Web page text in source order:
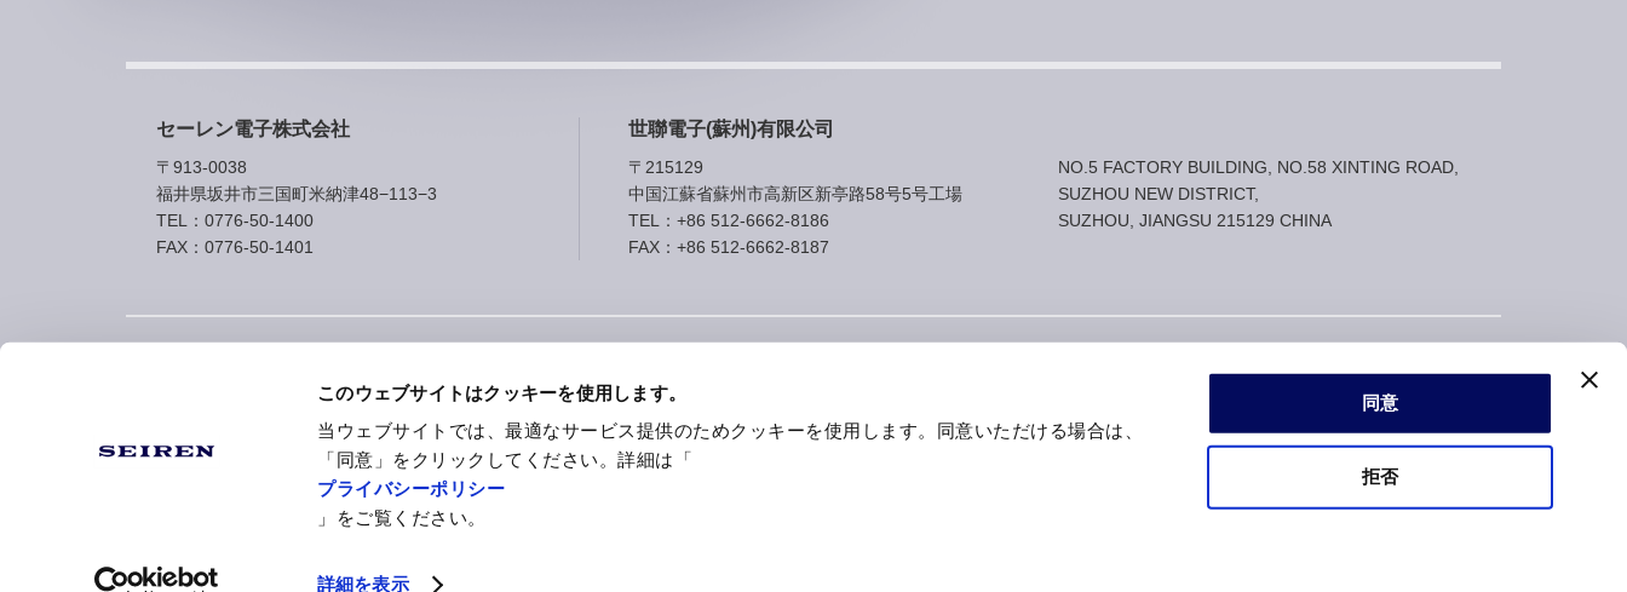
このウェブサイトはクッキーを使用します。
当ウェブサイトでは、最適なサービス提供のためクッキーを使用します。同意いただける場合は、
「同意」をクリックしてください。詳細は「
プライバシーポリシー
」をご覧ください。
詳細を表示
同意
拒否
セーレン電子株式会社
〒913-0038
福井県坂井市三国町米納津48−113−3
TEL： 0776-50-1400
FAX：0776-50-1401
世聯電子(蘇州)有限公司
〒215129
中国江蘇省蘇州市⾼新区新亭路58号5号⼯場
TEL： +86 512-6662-8186
FAX：+86 512-6662-8187
NO.5 FACTORY BUILDING, NO.58 XINTING ROAD,
SUZHOU NEW DISTRICT,
SUZHOU, JIANGSU 215129 CHINA
Copyright © 2026 SEIREN ELECTRONICS Co., Ltd. All Rights Reserved.